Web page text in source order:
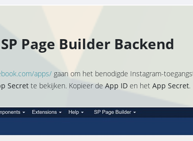
Page Builder Backend
apps/ gaan om het benodigde Instagram-
Secret te bekijken. Kopieer de App ID en het App Secret.